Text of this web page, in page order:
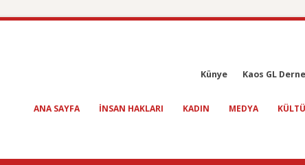
Künye Kaos GL
ANA SAYFA INSAN HAKLARI KADIN MEDYA